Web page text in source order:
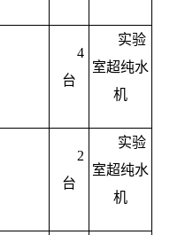
4
台
实验
室超纯水
机
2
台
实验
室超纯水
机